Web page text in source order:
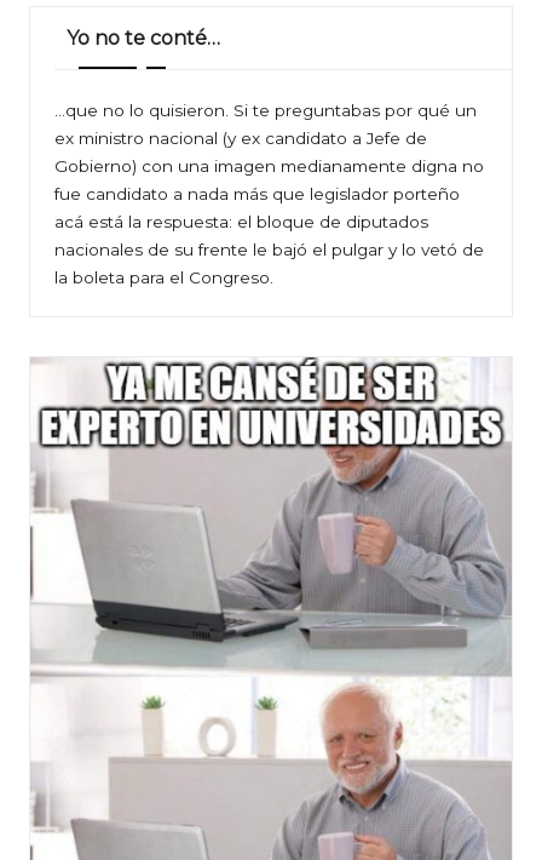
Yo no te conté…
…que no lo quisieron. Si te preguntabas por qué un
ex ministro nacional (y ex candidato a Jefe de
Gobierno) con una imagen medianamente digna no
fue candidato a nada más que legislador porteño
acá está la respuesta: el bloque de diputados
nacionales de su frente le bajó el pulgar y lo vetó de
la boleta para el Congreso.